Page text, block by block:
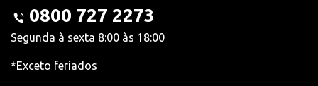
0800 727 2273
Segunda à sexta 8:00 às 18:00
*Exceto feriados